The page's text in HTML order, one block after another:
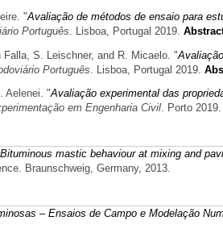
"Avaliação de métodos de ensaio para
Português . Lisboa, Portugal 2019.
S. Leischner, and R. Micaelo. "
Português . Lisboa, Portugal 2019.
Aelenei. "Avaliação experimental das
em Engenharia Civil. Porto 2019.
Bituminous mastic behaviour at mixing and
Braunschweig, Germany, 2013.
– Ensaios de Campo e Modelação